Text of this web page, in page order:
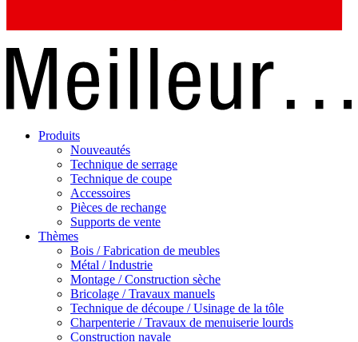
Produits
Nouveautés
Technique de serrage
Technique de coupe
Accessoires
Pièces de rechange
Supports de vente
Thèmes
Bois / Fabrication de meubles
Métal / Industrie
Montage / Construction sèche
Bricolage / Travaux manuels
Technique de découpe / Usinage de la tôle
Charpenterie / Travaux de menuiserie lourds
Construction navale